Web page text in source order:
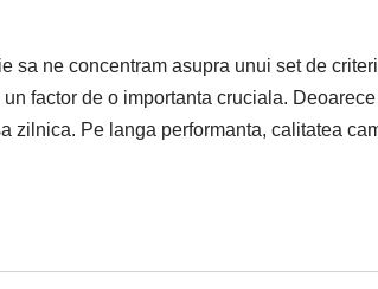
sa ne concentram asupra unui set de
factor de o importanta cruciala.
zilnica. Pe langa performanta, calitatea